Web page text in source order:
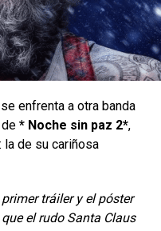
enfrenta a otra banda
* Noche sin paz 2*,
la de su cariñosa
tráiler y el póster
el rudo Santa Claus